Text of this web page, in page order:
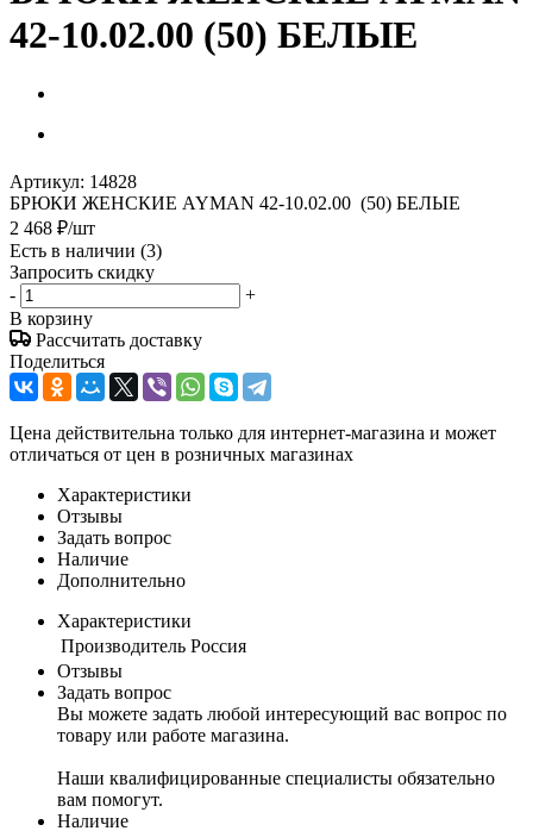
42-10.02.00 (50) БЕЛЫЕ
Артикул: 14828
БРЮКИ ЖЕНСКИЕ AYMAN 42-10.02.00 (50) БЕЛЫЕ
2 468 ₽/шт
Есть в наличии (3)
Запросить скидку
-
+
В корзину
Рассчитать доставку
Поделиться
Цена действительна только для интернет-магазина и может
отличаться от цен в розничных магазинах
Характеристики
Отзывы
Задать вопрос
Наличие
Дополнительно
Характеристики
Производитель Россия
Отзывы
Задать вопрос
Вы можете задать любой интересующий вас вопрос по
товару или работе магазина.
Наши квалифицированные специалисты обязательно
вам помогут.
Наличие